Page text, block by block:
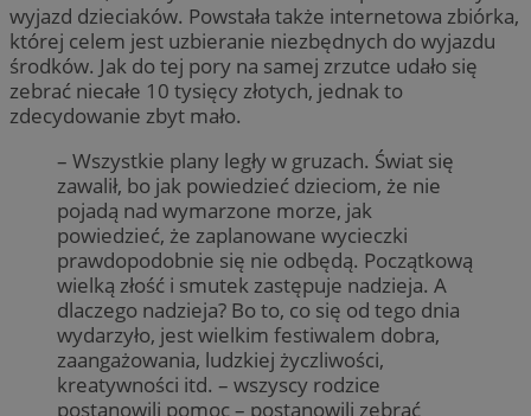
wyjazd dzieciaków. Powstała także internetowa zbiórka,
której celem jest uzbieranie niezbędnych do wyjazdu
środków. Jak do tej pory na samej zrzutce udało się
zebrać niecałe 10 tysięcy złotych, jednak to
zdecydowanie zbyt mało.
– Wszystkie plany legły w gruzach. Świat się
zawalił, bo jak powiedzieć dzieciom, że nie
pojadą nad wymarzone morze, jak
powiedzieć, że zaplanowane wycieczki
prawdopodobnie się nie odbędą. Początkową
wielką złość i smutek zastępuje nadzieja. A
dlaczego nadzieja? Bo to, co się od tego dnia
wydarzyło, jest wielkim festiwalem dobra,
zaangażowania, ludzkiej życzliwości,
kreatywności itd. – wszyscy rodzice
postanowili pomoc – postanowili zebrać